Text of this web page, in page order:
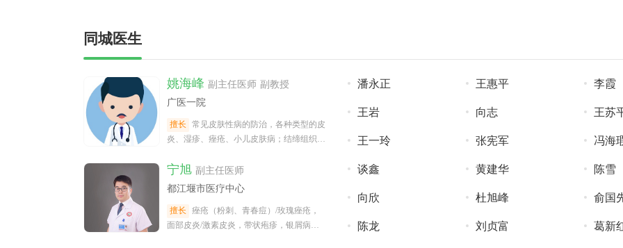
同城医生
姚海峰 副主任医师 副教授
广医一院
擅长
常见皮肤性病的防治，各种类型的皮
炎、湿疹、痤疮、小儿皮肤病；结缔组织病
宁旭 副主任医师
都江堰市医疗中心
擅长
痤疮（粉刺、青春痘）/玫瑰痤疮，
面部皮炎/激素皮炎，带状疱疹，银屑病
潘永正 王惠平 李霞
王岩 向志 王苏
王一玲 张宪军 冯海
谈鑫 黄建华 陈雪
向欣 杜旭峰 俞国
陈龙 刘贞富 葛新